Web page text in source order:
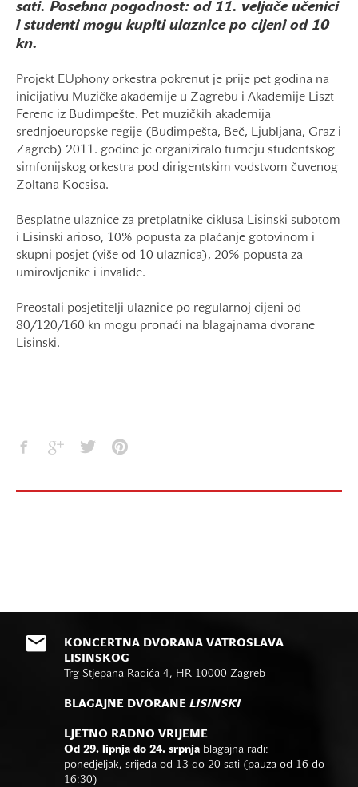
sati. Posebna pogodnost: od 11. veljače učenici
i studenti mogu kupiti ulaznice po cijeni od 10
kn.
Projekt EUphony orkestra pokrenut je prije pet godina na
inicijativu Muzičke akademije u Zagrebu i Akademije Liszt
Ferenc iz Budimpešte. Pet muzičkih akademija
srednjoeuropske regije (Budimpešta, Beč, Ljubljana, Graz i
Zagreb) 2011. godine je organiziralo turneju studentskog
simfonijskog orkestra pod dirigentskim vodstvom čuvenog
Zoltana Kocsisa.
Besplatne ulaznice za pretplatnike ciklusa Lisinski subotom
i Lisinski arioso, 10% popusta za plaćanje gotovinom i
skupni posjet (više od 10 ulaznica), 20% popusta za
umirovljenike i invalide.
Preostali posjetitelji ulaznice po regularnoj cijeni od
80/120/160 kn mogu pronaći na blagajnama dvorane
Lisinski.
KONCERTNA DVORANA VATROSLAVA
LISINSKOG
Trg Stjepana Radića 4, HR-10000 Zagreb
BLAGAJNE DVORANE LISINSKI
LJETNO RADNO VRIJEME
Od 29. lipnja do 24. srpnja blagajna radi:
ponedjeljak, srijeda od 13 do 20 sati (pauza od 16 do
16:30)